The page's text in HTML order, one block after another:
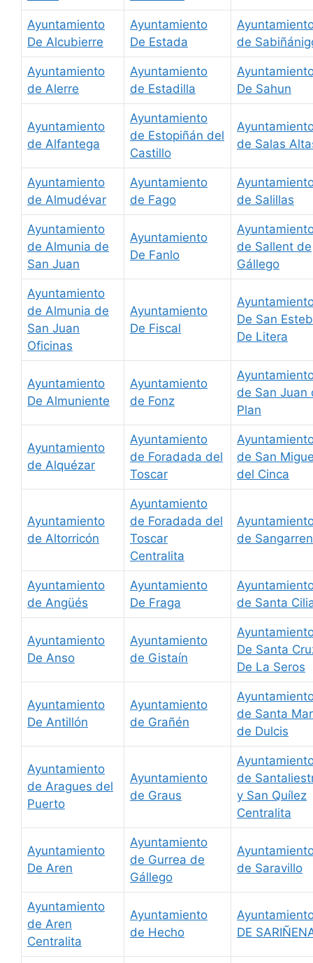
Ayuntamiento
De Alcubierre
Ayuntamiento
De Estada
de
Ayuntamiento
de Alerre
Ayuntamiento
de Estadilla
De Sahun
Ayuntamiento
de Alfantega
Ayuntamiento
de Estopiñán del
Castillo
de Salas
Ayuntamiento
de Almudévar
Ayuntamiento
de Fago
de Salillas
Ayuntamiento
de Almunia de
San Juan
Ayuntamiento
De Fanlo
de Sallent de
Gállego
Ayuntamiento
de Almunia de
San Juan
Oficinas
Ayuntamiento
De Fiscal
De San
De Litera
Ayuntamiento
De Almuniente
Ayuntamiento
de Fonz
de San Juan
Plan
Ayuntamiento
de Alquézar
Ayuntamiento
de Foradada del
Toscar
de San
del Cinca
Ayuntamiento
de Altorricón
Ayuntamiento
de Foradada del
Toscar
Centralita
de Sangarren
Ayuntamiento
de Angüés
Ayuntamiento
De Fraga
de Santa
Ayuntamiento
De Anso
Ayuntamiento
de Gistaín
De Santa
De La Seros
Ayuntamiento
De Antillón
Ayuntamiento
de Grañén
de Santa
de Dulcis
Ayuntamiento
de Aragues del
Puerto
Ayuntamiento
de Graus
de
y San Quílez
Centralita
Ayuntamiento
De Aren
Ayuntamiento
de Gurrea de
Gállego
de Saravillo
Ayuntamiento
de Aren
Centralita
Ayuntamiento
de Hecho
DE